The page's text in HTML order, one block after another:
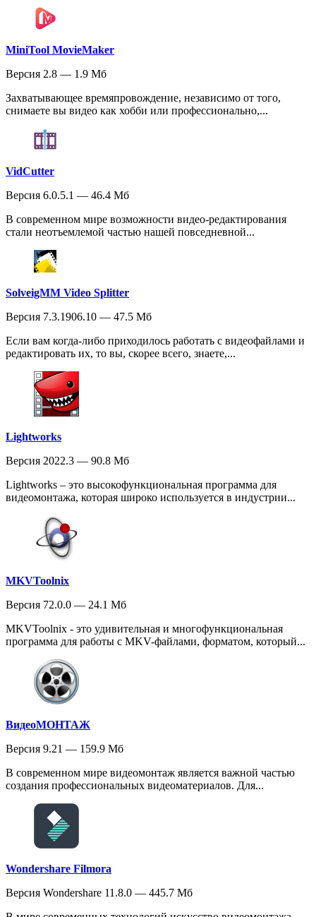
MiniTool MovieMaker
Версия 2.8 — 1.9 Мб
Захватывающее времяпровождение, независимо от того,
снимаете вы видео как хобби или профессионально,...
VidCutter
Версия 6.0.5.1 — 46.4 Мб
В современном мире возможности видео-редактирования
стали неотъемлемой частью нашей повседневной...
SolveigMM Video Splitter
Версия 7.3.1906.10 — 47.5 Мб
Если вам когда-либо приходилось работать с видеофайлами и
редактировать их, то вы, скорее всего, знаете,...
Lightworks
Версия 2022.3 — 90.8 Мб
Lightworks – это высокофункциональная программа для
видеомонтажа, которая широко используется в индустрии...
MKVToolnix
Версия 72.0.0 — 24.1 Мб
MKVToolnix - это удивительная и многофункциональная
программа для работы с MKV-файлами, форматом, который...
ВидеоМОНТАЖ
Версия 9.21 — 159.9 Мб
В современном мире видеомонтаж является важной частью
создания профессиональных видеоматериалов. Для...
Wondershare Filmora
Версия Wondershare 11.8.0 — 445.7 Мб